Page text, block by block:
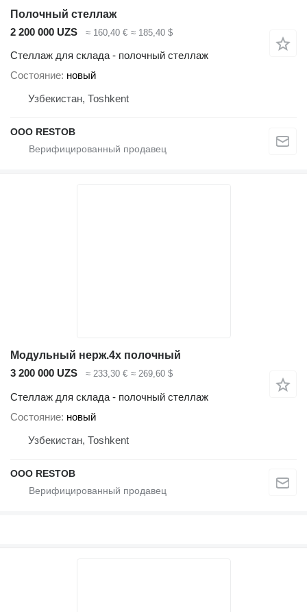
Полочный стеллаж
2 200 000 UZS
≈ 160,40 € ≈ 185,40 $
Стеллаж для склада - полочный стеллаж
Состояние новый
Узбекистан, Тоshkent
OOO RESTOB
Модульный нерж.4х полочный
3 200 000 UZS
≈ 233,30 € ≈ 269,60 $
Стеллаж для склада - полочный стеллаж
Состояние новый
Узбекистан, Тоshkent
OOO RESTOB